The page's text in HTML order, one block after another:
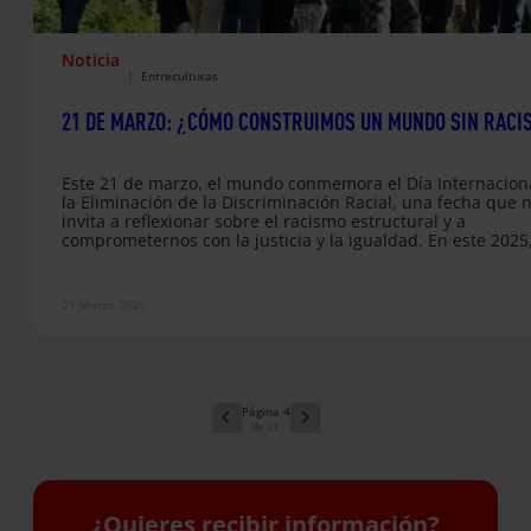
Noticia
Entreculturas
21 DE MARZO: ¿CÓMO CONSTRUIMOS UN MUNDO SIN
Este 21 de marzo, el mundo conmemora el Día
la Eliminación de la Discriminación Racial, una fecha que
invita a reflexionar sobre el racismo estructural y a
comprometernos con la justicia y la igualdad. En este
4
¿Quieres recibir información?